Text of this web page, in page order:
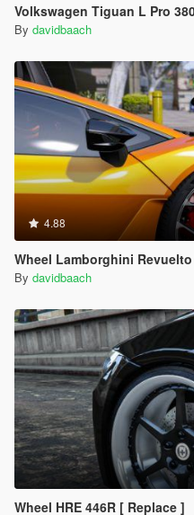
Volkswagen Tiguan L Pro 380TSI 4WD R-
By davidbaach
4.88
Wheel Lamborghini
By davidbaach
Wheel HRE 446R [ Replace ]